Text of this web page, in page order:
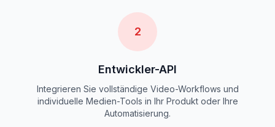
2
Entwickler-API
Integrieren Sie vollständige Video-Workflows und
individuelle Medien-Tools in Ihr Produkt oder Ihre
Automatisierung.